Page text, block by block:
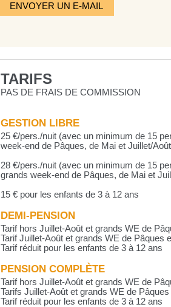
ENVOYER UN E-MAIL
TARIFS
PAS DE FRAIS DE COMMISSION
GESTION LIBRE
25 €/pers./nuit (avec un minimum de 15
week-end de Pâques, de Mai et Juillet/Août
28 €/pers./nuit (avec un minimum de 15
grands week-end de Pâques, de Mai et
15 € pour les enfants de 3 à 12 ans
DEMI-PENSION
Tarif hors Juillet-Août et grands WE de
Tarif Juillet-Août et grands WE de Pâques
Tarif réduit pour les enfants de 3 à 12 ans
PENSION COMPLÈTE
Tarif hors Juillet-Août et grands WE de
Tarifs Juillet-Août et grands WE de
Tarif réduit pour les enfants de 3 à 12 ans